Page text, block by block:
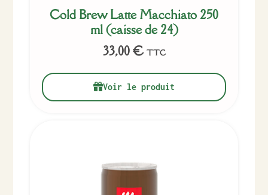
Cold Brew Latte Macchiato 250
ml (caisse de 24)
33,00€ TTC
Voir le produit